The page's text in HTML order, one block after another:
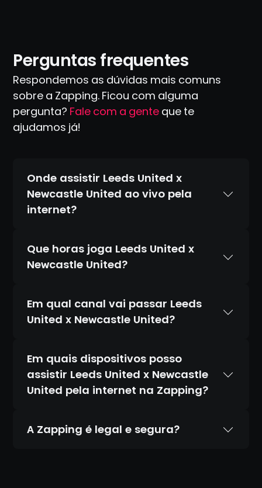
Perguntas frequentes
Respondemos as dúvidas mais comuns
sobre a Zapping. Ficou com alguma
pergunta? Fale com a gente que te
ajudamos já!
Onde assistir Leeds United x
Newcastle United ao vivo pela
internet?
Que horas joga Leeds United x
Newcastle United?
Em qual canal vai passar Leeds
United x Newcastle United?
Em quais dispositivos posso
assistir Leeds United x Newcastle
United pela internet na Zapping?
A Zapping é legal e segura?